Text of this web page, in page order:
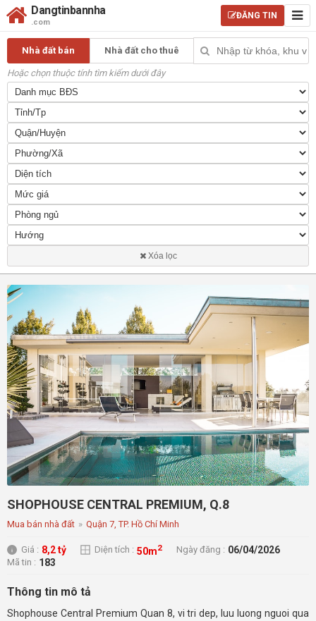
Dangtinbannha
.com
ĐĂNG TIN
Nhà đất bán Nhà đất cho thuê
Hoặc chọn thuộc tính tìm kiếm dưới đây
Xóa lọc
SHOPHOUSE CENTRAL PREMIUM, Q.8
Mua bán nhà đất » Quận 7, TP. Hồ Chí Minh
Giá : 8,2 tỷ Diện tích : 50m2 Ngày đăng : 06/04/2026
Mã tin : 183
Thông tin mô tả
Shophouse Central Premium Quan 8, vi tri dep, luu luong nguoi qua